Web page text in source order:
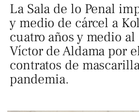
La Sala de lo Penal
y medio de cárcel a
cuatro años y medio
Víctor de Aldama por
contratos de
pandemia.